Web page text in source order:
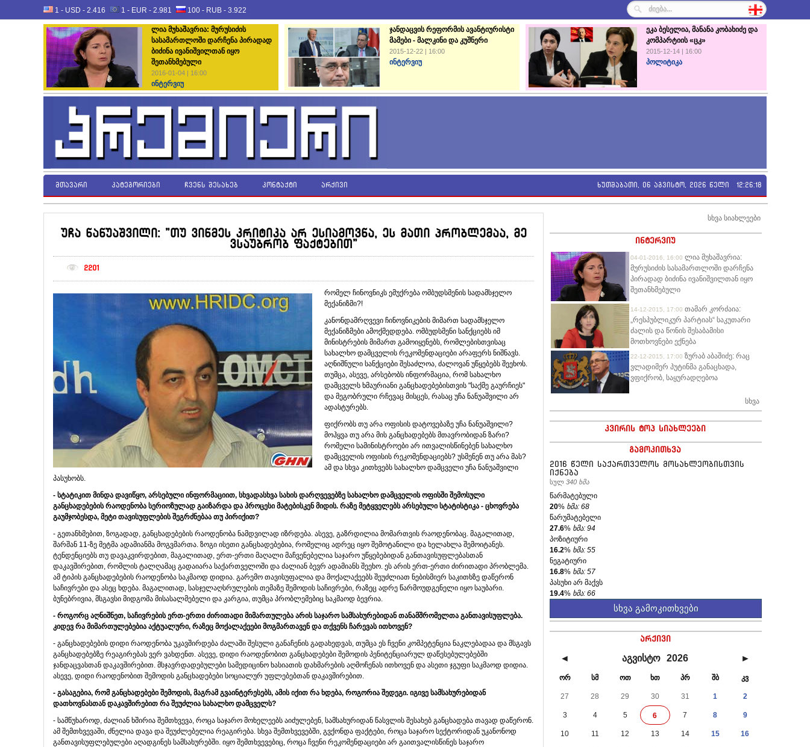
1 - USD - 2.416 1 - EUR - 2.981 100 - RUB - 3.922
ლია მუხაშავრია: მურუსიძის
სასამართლოში დარჩენა პირადად
ბიძინა ივანიშვილთან იყო
შეთანხმებული
2016-01-04 | 16:00
ინტერვიუ
ჯანდაცვის რეფორმის ავანტიურისტი
მამები - მალკინი და კუშნერი
2015-12-22 | 16:00
ინტერვიუ
ეკა ბესელია, მანანა კობახიძე და
კომპარტიის «ცკ»
2015-12-14 | 16:00
პოლიტიკა
მთავარი კატეგორიები ჩვენს შესახებ კონტაქტი არქივი ხუთშაბათი, 06 აგვისტო, 2026 წელი 12:26:19
უჩა ნანუაშვილი: "თუ ვინმეს კრიტიკა არ ესიამოვნა, ეს მათი პრობლემაა, მე
ვსაუბრობ ფაქტებით"
2201
რომელ ჩინოვნიკს ემუქრება ომბუდსმენის სადამსჯელო
მექანიზმი?!
კანონდამრღვევი ჩინოვნიკების მიმართ სადამსჯელო
მექანიზმები ამოქმედდება. ომბუდსმენი სანქციებს იმ
მინისტრების მიმართ გამოიყენებს, რომლებისთვისაც
სახალხო დამცველის რეკომენდაციები არაფერს ნიშნავს.
აღნიშნული სანქციები შესაძლოა, ძალოვან უწყებებს შეეხოს.
თუმცა, ასევე, არსებობს ინფორმაცია, რომ სახალხო
დამცველს ხმაურიანი განცხადებებისთვის "საქმე გაურჩიეს"
და მეგობრული რჩევაც მისცეს, რასაც უჩა ნანუაშვილი არ
ადასტურებს.
ფიქრობს თუ არა ოფისის დატოვებაზე უჩა ნანუაშვილი?
მოჰყვა თუ არა მის განცხადებებს მთავრობიდან ზარი?
რომელი სამინისტროები არ ითვალისწინებენ სახალხო
დამცველის ოფისის რეკომენდაციებს? უსმენენ თუ არა მას?
ამ და სხვა კითხვებს სახალხო დამცველი უჩა ნანუაშვილი
პასუხობს.
- სტატიკით მინდა დავიწყო, არსებული ინფორმაციით, სხვადასხვა სახის დარღვევებზე სახალხო დამცველის ოფისში შემოსული
განცხადებების რაოდენობა სერიოზულად გაიზარდა და პროცესი მატებისკენ მიდის. რაზე მეტყველებს არსებული სტატისტიკა - ცხოვრება
გაუმჯობესდა, მეტი თავისუფლების შეგრძნებაა თუ პირიქით?
- გეთანხმებით, ზოგადად, განცხადებების რაოდენობა ნამდვილად იზრდება. ასევე, გაზრდილია მომართვის რაოდენობაც. მაგალითად,
შარშან 11-ზე მეტმა ადამიანმა მოგვმართა. ზოგი ისეთი განცხადებებია, რომელიც ადრეც იყო შემოტანილი და ხელახლა შემოიტანეს.
ტენდენციებს თუ დავაკვირდებით, მაგალითად, ერთ-ერთი მაღალი მაჩვენებელია საჯარო უწყებებიდან განთავისუფლებასთან
დაკავშირებით, რომლის ტალღამაც გადაიარა საქართველოში და ძალიან ბევრ ადამიანს შეეხო. ეს არის ერთ-ერთი ძირითადი პრობლემა.
ამ ტიპის განცხადებების რაოდენობა საკმაოდ დიდია. გარემო თავისუფალია და მოქალაქეებს შეუძლიათ ნებისმიერ საკითხზე დაწერონ
საჩივრები და ასეც ხდება. მაგალითად, სასჯელაღსრულების თემაზე შემოდის საჩივრები, რაზეც ადრე წარმოუდგენელი იყო საუბარი.
ბუნებრივია, მსგავსი მიდგომა მისასალმებელი და კარგია, თუმცა პრობლემებიც საკმაოდ ბევრია.
- როგორც აღნიშნეთ, საჩივრების ერთ-ერთი ძირითადი მიმართულება არის საჯარო სამსახურებიდან თანამშრომელთა განთავისუფლება.
კიდევ რა მიმართულებებია აქტუალური, რაზეც მოქალაქეები მოგმართავენ და თქვენს ჩარევას ითხოვენ?
- განცხადებების დიდი რაოდენობა უკავშირდება ძალაში შესული განაჩენის გადახედვას, თუმცა ეს ჩვენი კომპეტენცია ნაკლებადაა და მსგავს
განცხადებებზე რეაგირებას ვერ ვახდენთ. ასევე, დიდი რაოდენობით განცხადებები შემოდის პენიტენციარულ დაწესებულებებში
ჯანდაცვასთან დაკავშირებით. მსჯავრდადებულები სამედიცინო ხასიათის დახმარების აღმოჩენას ითხოვენ და ასეთი ჯგუფი საკმაოდ დიდია.
ასევე, დიდი რაოდენობით შემოდის განცხადებები სოციალურ უფლებებთან დაკავშირებით.
- გასაგებია, რომ განცხადებები შემოდის, მაგრამ გვაინტერესებს, ამის იქით რა ხდება, როგორია შედეგი. იგივე სამსახურებიდან
დათხოვნასთან დაკავშირებით რა შეუძლია სახალხო დამცველს?
- სამწუხაროდ, ძალიან ხშირია შემთხვევა, როცა საჯარო მოხელეებს აიძულებენ, სამსახურიდან წასვლის შესახებ განცხადება თავად დაწერონ.
ამ შემთხვევაში, ძნელია დავა და შეუძლებელია რეაგირება. სხვა შემთხვევებში, გვქონდა ფაქტები, როცა საჯარო სექტორიდან უკანონოდ
განთავისუფლებულები აღადგინეს სამსახურებში. იყო შემთხვევებიც, როცა ჩვენი რეკომენდაციები არ გაითვალისწინეს საჯარო
სხვა სიახლეები
ინტერვიუ
04-01-2016, 16:00 ლია მუხაშავრია:
მურუსიძის სასამართლოში დარჩენა
პირადად ბიძინა ივანიშვილთან იყო
შეთანხმებული
14-12-2015, 17:00 თამარ კორძაია:
„რესპუბლიკურ პარტიას“ საკუთარი
ძალის და წონის შესაბამისი
მოთხოვნები ექნება
22-12-2015, 17:00 ზურაბ აბაშიძე: რაც
ვლადიმერ პუტინმა განაცხადა,
ვფიქრობ, საყურადღებოა
სხვა
კვირის ტოპ სიახლეები
გამოკითხვა
2016 წელი საქართველოს მოსახლეობისთვის
იქნება
სულ 340 ხმა
წარმატებული
20% ხმა: 68
წარუმატებელი
27.6% ხმა: 94
პოზიტიური
16.2% ხმა: 55
ნეგატიური
16.8% ხმა: 57
პასუხი არ მაქვს
19.4% ხმა: 66
სხვა გამოკითხვები
არქივი
◄ აგვისტო 2026 ►
ორ სმ ოთ ხთ პრ შბ კვ
27 28 29 30 31 1 2
3 4 5 6 7 8 9
10 11 12 13 14 15 16